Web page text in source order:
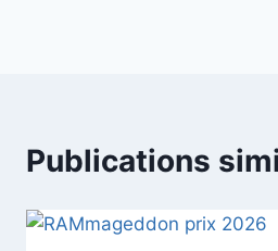
Publications